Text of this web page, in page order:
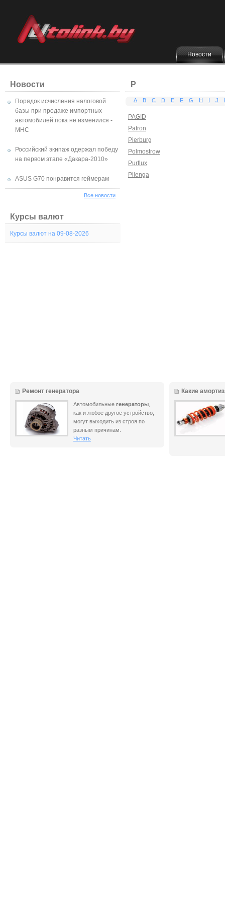
Новости
Новости
Порядок исчисления налоговой
базы при продаже импортных
автомобилей пока не изменился -
МНС
Российский экипаж одержал победу
на первом этапе «Дакара-2010»
ASUS G70 понравится геймерам
Все новости
Курсы валют
Курсы валют на 09-08-2026
P
A B C D E F G H I J
PAGID
Patron
Pierburg
Polmostrow
Purflux
Pilenga
Ремонт генератора
Автомобильные генераторы
как и любое другое устройство,
могут выходить из строя по
разным причинам.
Читать
Какие